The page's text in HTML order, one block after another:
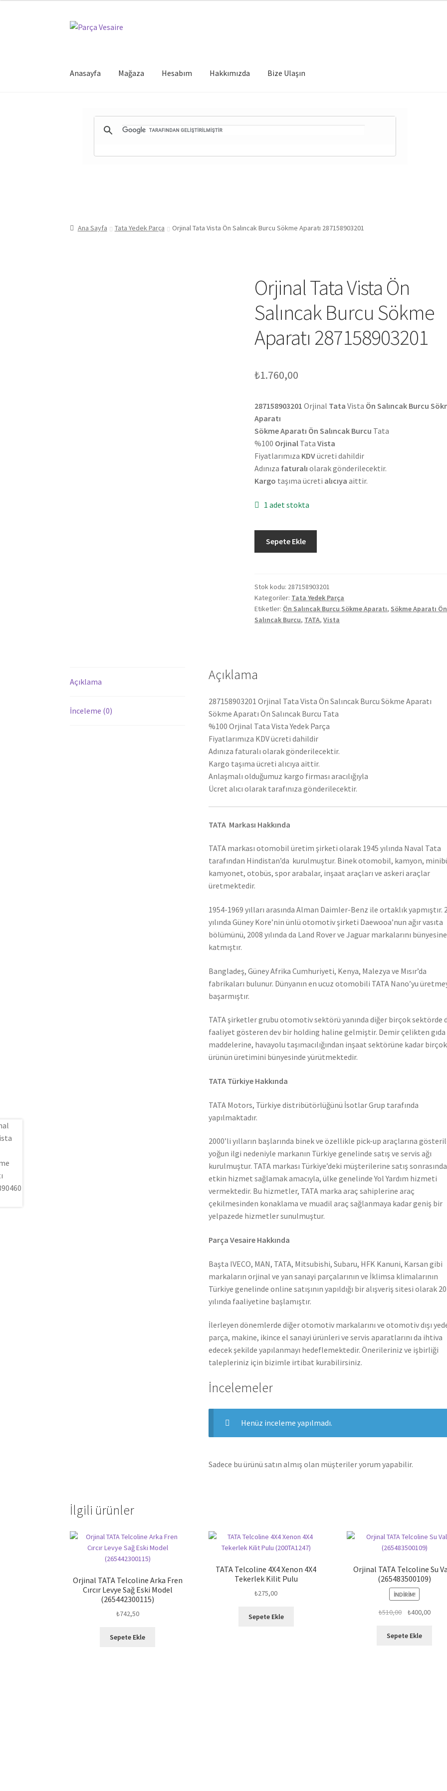
Dolaşıma
İçeriğe
Anasayfa Mağaza Hesabım Hakkımızda Bize Ulaşın
Ana Sayfa Tata Yedek Parça Orjinal Tata Vista Ön Salıncak Burcu Sökme Aparatı 287158903201
Orjinal Tata Vista Ön
Salıncak Burcu Sökme
Aparatı 287158903201
₺1.760,00
287158903201 Orjinal Tata Vista Ön Salıncak Burcu
Aparatı
Sökme Aparatı Ön Salıncak Burcu Tata
%100 Orjinal TataVista
Fiyatlarımıza KDVücreti dahildir
Adınıza faturalı olarak gönderilecektir.
Kargo taşıma ücreti alıcıya aittir.
1 adet stokta
Salıncak
Burcu
Sökme
Aparatı
Sepete Ekle
Stok kodu: 287158903201
Kategoriler: Tata Yedek Parça
Etiketler: Ön Salıncak Burcu Sökme Aparatı, Sökme Aparatı Ön
Salıncak Burcu, TATA,Vista
Açıklama
İnceleme (0)
Açıklama
287158903201 Orjinal Tata Vista Ön Salıncak Burcu Sökme Aparatı
Sökme Aparatı Ön Salıncak Burcu Tata
%100 Orjinal Tata Vista Yedek Parça
Fiyatlarımıza KDV ücreti dahildir
Adınıza faturalı olarak gönderilecektir.
Kargo taşıma ücreti alıcıya aittir.
Anlaşmalı olduğumuz kargo firması aracılığıyla
Ücret alıcı olarak tarafınıza gönderilecektir.
TATA Markası Hakkında
TATA markası otomobil üretim şirketi olarak 1945 yılında Naval Tata
tarafından Hindistan’da kurulmuştur. Binek otomobil, kamyon,
kamyonet, otobüs, spor arabalar, inşaat araçları ve askeri araçlar
üretmektedir.
1954-1969 yılları arasında Alman Daimler-Benz ile ortaklık yapmıştır.
yılında Güney Kore’nin ünlü otomotiv şirketi Daewooa’nun ağır vasıta
bölümünü, 2008 yılında da Land Rover ve Jaguar markalarını bünyesine
katmıştır.
Bangladeş, Güney Afrika Cumhuriyeti, Kenya, Malezya ve Mısır’da
fabrikaları bulunur. Dünyanın en ucuz otomobili TATA Nano’yu
başarmıştır.
TATA şirketler grubu otomotiv sektörü yanında diğer birçok sektörde
faaliyet gösteren dev bir holding haline gelmiştir. Demir çelikten gıda
maddelerine, havayolu taşımacılığından inşaat sektörüne kadar birçok
ürünün üretimini bünyesinde yürütmektedir.
TATA Türkiye Hakkında
TATA Motors, Türkiye distribütörlüğünü İsotlar Grup tarafında
yapılmaktadır.
2000’li yılların başlarında binek ve özellikle pick-up araçlarına
yoğun ilgi nedeniyle markanın Türkiye genelinde satış ve servis ağı
kurulmuştur. TATA markası Türkiye’deki müşterilerine satış
etkin hizmet sağlamak amacıyla, ülke genelinde Yol Yardım hizmeti
vermektedir. Bu hizmetler, TATA marka araç sahiplerine araç
çekilmesinden konaklama ve muadil araç sağlanmaya kadar geniş bir
yelpazede hizmetler sunulmuştur.
Parça Vesaire Hakkında
Başta IVECO, MAN, TATA, Mitsubishi, Subaru, HFK Kanuni, Karsan gibi
markaların orjinal ve yan sanayi parçalarının ve İklimsa klimalarının
Türkiye genelinde online satışının yapıldığı bir alışveriş sitesi olarak
yılında faaliyetine başlamıştır.
İlerleyen dönemlerde diğer otomotiv markalarını ve otomotiv dışı
parça, makine, ikince el sanayi ürünleri ve servis aparatlarını da ihtiva
edecek şekilde yapılanmayı hedeflemektedir. Önerileriniz ve işbirliği
talepleriniz için bizimle irtibat kurabilirsiniz.
İncelemeler
Henüz inceleme yapılmadı.
Sadece bu ürünü satın almış olan müşteriler yorum yapabilir.
İlgili ürünler
Orjinal TATA Telcoline Arka Fren
Cırcır Levye Sağ Eski Model
(265442300115)
₺742,50
Sepete Ekle
TATA Telcoline 4X4 Xenon 4X4
Tekerlek Kilit Pulu
₺275,00
Sepete Ekle
Orjinal TATA Telcoline Su
(265483500109)
İNDIRIM!
₺510,00
Orijinal
₺510,00.
₺400,00Şu
Sepete Ekle